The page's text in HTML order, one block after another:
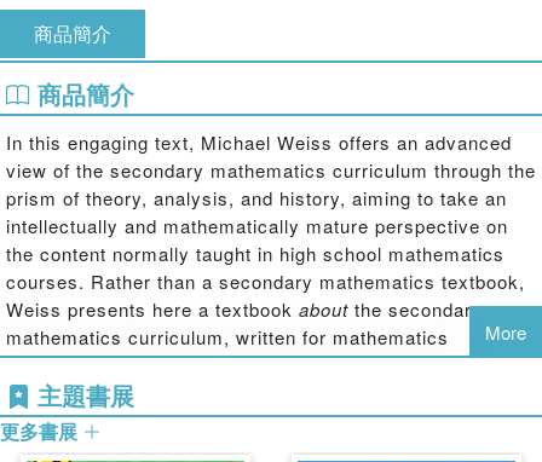
商品簡介
商品簡介
In this engaging text, Michael Weiss offers an advanced
view of the secondary mathematics curriculum through the
prism of theory, analysis, and history, aiming to take an
intellectually and mathematically mature perspective on
the content normally taught in high school mathematics
courses. Rather than a secondary mathematics textbook,
Weiss presents here a textbook about the secondary
mathematics curriculum, written for mathematics
educators and mathematicians and presenting a long-
overdue modern-day integration of the disparate topics
and methods of secondary mathematics into a coherent
mathematical theory.
More
主題書展
更多書展